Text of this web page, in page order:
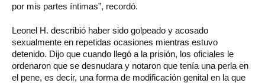
por mis partes íntimas”, recordó.
Leonel H. describió haber sido golpeado y acosado
sexualmente en repetidas ocasiones mientras estuvo
detenido. Dijo que cuando llegó a la prisión, los oficiales le
ordenaron que se desnudara y notaron que tenía una perla en
el pene, es decir, una forma de modificación genital en la que